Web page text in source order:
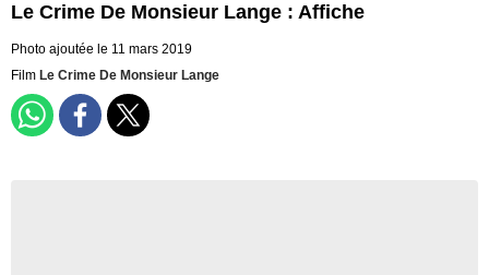
Le Crime De Monsieur Lange : Affiche
Photo ajoutée le 11 mars 2019
Film Le Crime De Monsieur Lange